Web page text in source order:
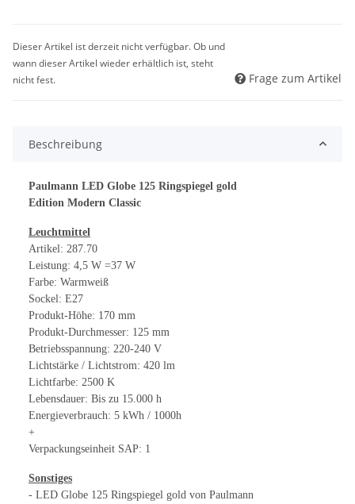
Dieser Artikel ist derzeit nicht verfügbar. Ob und
wann dieser Artikel wieder erhältlich ist, steht
nicht fest.
Frage zum Artikel
Beschreibung
Paulmann LED Globe 125 Ringspiegel gold
Edition Modern Classic
Leuchtmittel
Artikel: 287.70
Leistung: 4,5 W =37 W
Farbe: Warmweiß
Sockel: E27
Produkt-Höhe: 170 mm
Produkt-Durchmesser: 125 mm
Betriebsspannung: 220-240 V
Lichtstärke / Lichtstrom: 420 lm
Lichtfarbe: 2500 K
Lebensdauer: Bis zu 15.000 h
Energieverbrauch: 5 kWh / 1000h
+
Verpackungseinheit SAP: 1
Sonstiges
- LED Globe 125 Ringspiegel gold von Paulmann